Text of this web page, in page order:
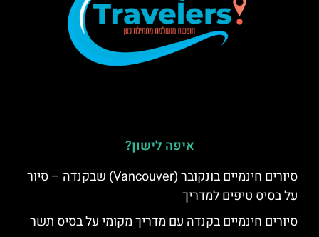
איפה לישון?
סיורים חינמיים בונקובר (Vancouver) שבקנדה – סיור
על בסיס טיפים למדריך
סיורים חינמיים בקנדה עם מדריך מקומי על בסיס תשר